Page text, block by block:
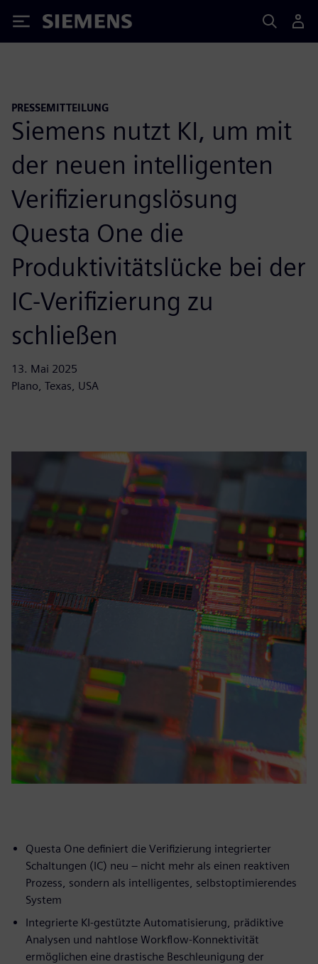
Siemens
PRESSEMITTEILUNG
Siemens nutzt KI, um mit
der neuen intelligenten
Verifizierungslösung
Questa One die
Produktivitätslücke bei der
IC-Verifizierung zu
schließen
13. Mai 2025
Plano, Texas, USA
Questa One definiert die Verifizierung integrierter
Schaltungen (IC) neu – nicht mehr als einen reaktiven
Prozess, sondern als intelligentes, selbstoptimierendes
System
Integrierte KI-gestützte Automatisierung, prädiktive
Analysen und nahtlose Workflow-Konnektivität
ermöglichen eine drastische Beschleunigung der